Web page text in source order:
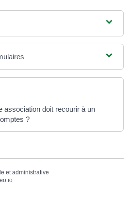
association doit recourir à un
?
et administrative